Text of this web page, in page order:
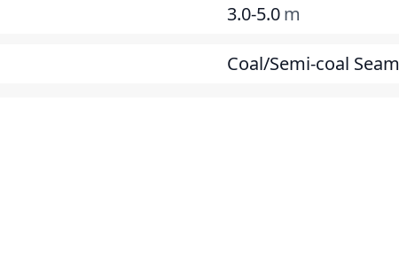
3.0-5.0m
Coal/Semi-coal Seam